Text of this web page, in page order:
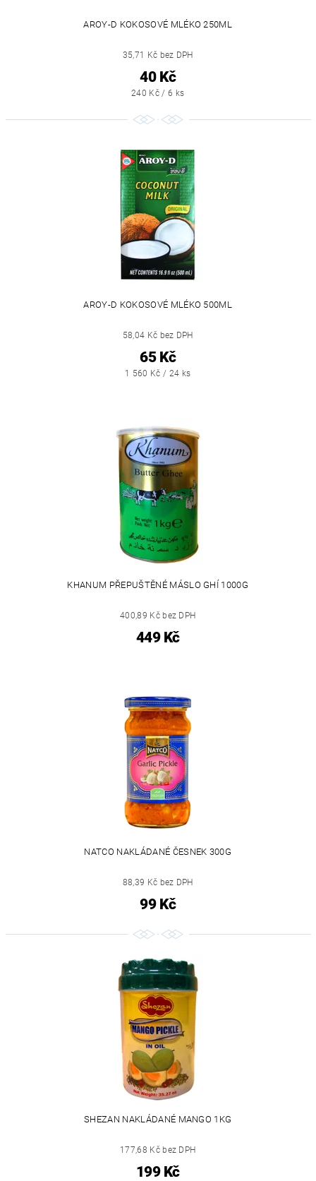
AROY-D KOKOSOVÉ MLÉKO 250ML
35,71 Kč bez DPH
40 Kč
240 Kč / 6 ks
AROY-D KOKOSOVÉ MLÉKO 500ML
58,04 Kč bez DPH
65 Kč
1 560 Kč / 24 ks
KHANUM PŘEPUŠTĚNÉ MÁSLO GHÍ 1000G
400,89 Kč bez DPH
449 Kč
NATCO NAKLÁDANÉ ČESNEK 300G
88,39 Kč bez DPH
99 Kč
SHEZAN NAKLÁDANÉ MANGO 1KG
177,68 Kč bez DPH
199 Kč